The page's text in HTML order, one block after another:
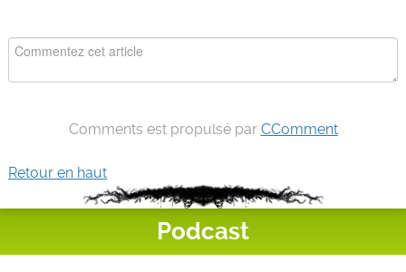
Comments est propulsé par CComment
Retour en haut
Podcast